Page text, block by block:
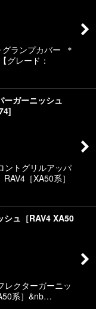
ランプカバー ＊
グレード：
ーガーニッシュ
]
トグリルアッパ
［XA50系］
シュ［RAV4 XA50
クターガーニッ
系］&nb…